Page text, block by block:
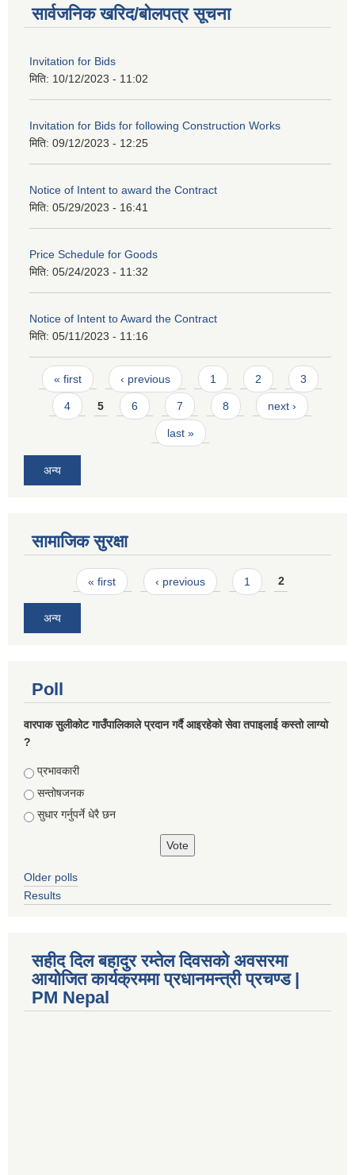
सार्वजनिक खरिद/बोलपत्र सूचना
Invitation for Bids
मिति: 10/12/2023 - 11:02
Invitation for Bids for following Construction Works
मिति: 09/12/2023 - 12:25
Notice of Intent to award the Contract
मिति: 05/29/2023 - 16:41
Price Schedule for Goods
मिति: 05/24/2023 - 11:32
Notice of Intent to Award the Contract
मिति: 05/11/2023 - 11:16
Pages
« first ‹ previous 1 2 3
4 5 6 7 8 next ›
last »
अन्य
सामाजिक सुरक्षा
Pages« first ‹ previous 1 2
अन्य
Poll
वारपाक सुलीकोट गाउँपालिकाले प्रदान गर्दै आइरहेको सेवा तपाइलाई कस्तो लाग्यो
?
Choices
प्रभावकारी
सन्तोषजनक
सुधार गर्नुपर्ने धेरै छन
Older polls
Results
सहीद दिल बहादुर रम्तेल दिवसको अवसरमा
आयोजित कार्यक्रममा प्रधानमन्त्री प्रचण्ड |
PM Nepal